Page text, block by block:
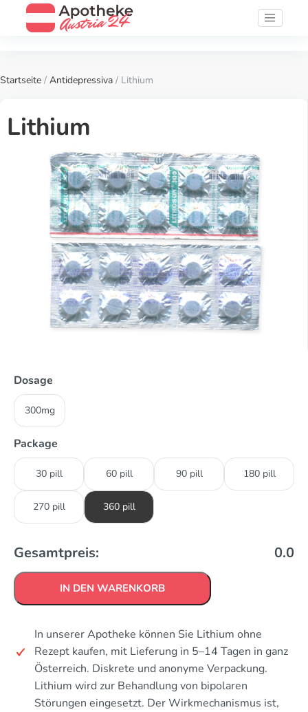
Startseite / Antidepressiva / Lithium
Lithium
Dosage
300mg
Package
30 pill 60 pill 90 pill 180 pill
270 pill 360 pill
Gesamtpreis: 0.0
IN DEN WARENKORB
In unserer Apotheke können Sie Lithium ohne
Rezept kaufen, mit Lieferung in 5–14 Tagen in ganz
Österreich. Diskrete und anonyme Verpackung.
Lithium wird zur Behandlung von bipolaren
Störungen eingesetzt. Der Wirkmechanismus ist,